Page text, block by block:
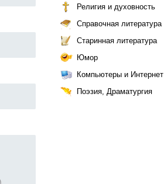
Религия и духовность
Справочная литература
Старинная литература
Юмор
Компьютеры и Интернет
Поэзия, Драматургия